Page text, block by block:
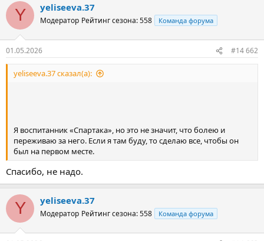
Y yeliseeva.37
Модератор Рейтинг сезона: 558 Команда форума
01.05.2026 #14 662
yeliseeva.37 сказал(а):
Я воспитанник «Спартака», но это не значит, что болею и
переживаю за него. Если я там буду, то сделаю все, чтобы он
был на первом месте.
Спасибо, не надо.
Y yeliseeva.37
Модератор Рейтинг сезона: 558 Команда форума